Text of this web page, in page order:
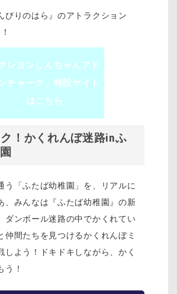
びりのはら』のアトラクション
クレヨンしんちゃんアド
チャーク」特設サイト
はこちら
！かくれんぼ迷路inふ
う「ふたば幼稚園」を、リアルに
、みんなは『ふたば幼稚園』の新
ダンボール迷路の中でかくれてい
仲間たちを見つけるかくれんぼミ
しよう！ドキドキしながら、かく
う！